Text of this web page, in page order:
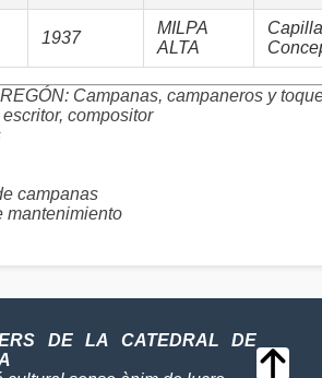
1937
MILPA
ALTA
Campanas, campaneros y
compositor
campanas
mantenimiento
DE LA CATEDRAL DE